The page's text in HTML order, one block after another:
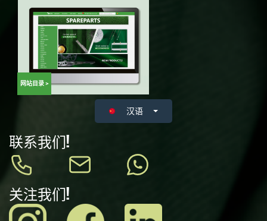
网站目录 >
汉语
联系我们!
关注我们!